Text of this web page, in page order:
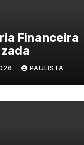
Financeira
PAULISTA